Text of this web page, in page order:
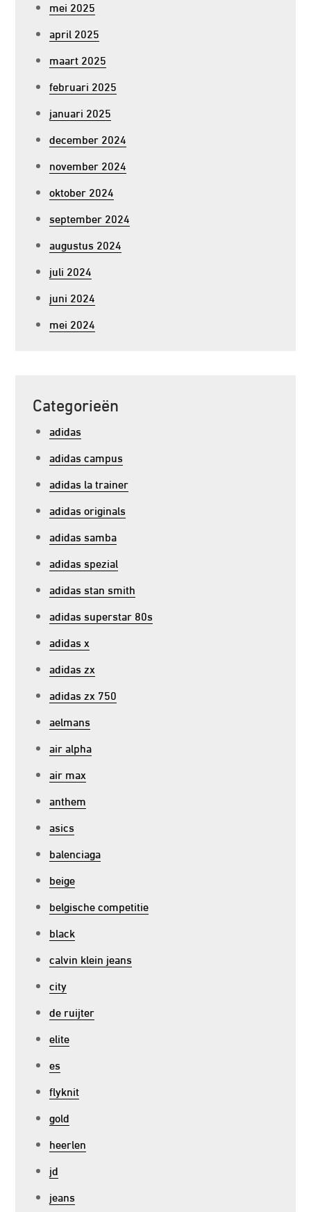
mei 2025
april 2025
maart 2025
februari 2025
januari 2025
december 2024
november 2024
oktober 2024
september 2024
augustus 2024
juli 2024
juni 2024
mei 2024
Categorieën
adidas
adidas campus
adidas la trainer
adidas originals
adidas samba
adidas spezial
adidas stan smith
adidas superstar 80s
adidas x
adidas zx
adidas zx 750
aelmans
air alpha
air max
anthem
asics
balenciaga
beige
belgische competitie
black
calvin klein jeans
city
de ruijter
elite
es
flyknit
gold
heerlen
jd
jeans